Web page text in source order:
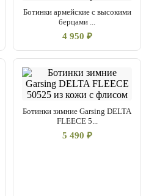
Ботинки армейские с высокими
берцами ...
4 950 ₽
Ботинки зимние Garsing DELTA
FLEECE 5...
5 490 ₽